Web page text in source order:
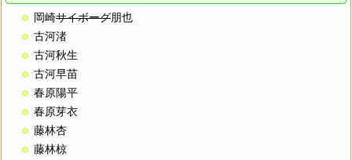
岡崎サイボーグ朋也
古河渚
古河秋生
古河早苗
春原陽平
春原芽衣
藤林杏
藤林椋